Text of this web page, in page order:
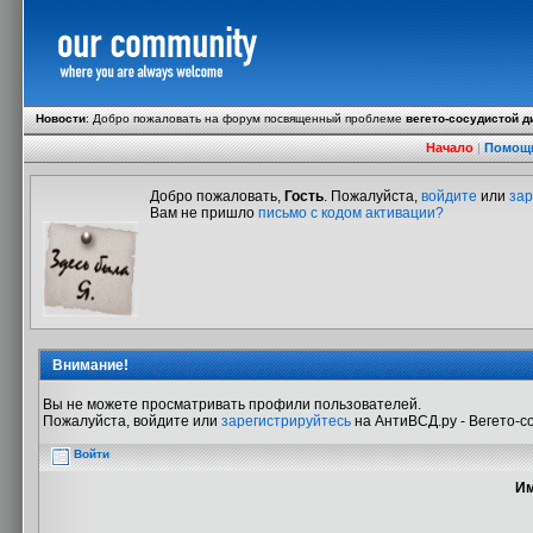
Новости:Добро пожаловать на форум посвященный проблемевегето-сосудистой
Начало|
Добро пожаловать, Гость. Пожалуйста, войдите или
Вам не пришло письмо с кодом активации?
Внимание!
Вы не можете просматривать профили пользователей.
Пожалуйста, войдите или зарегистрируйтесь на АнтиВСД.ру - Вегето-
Войти